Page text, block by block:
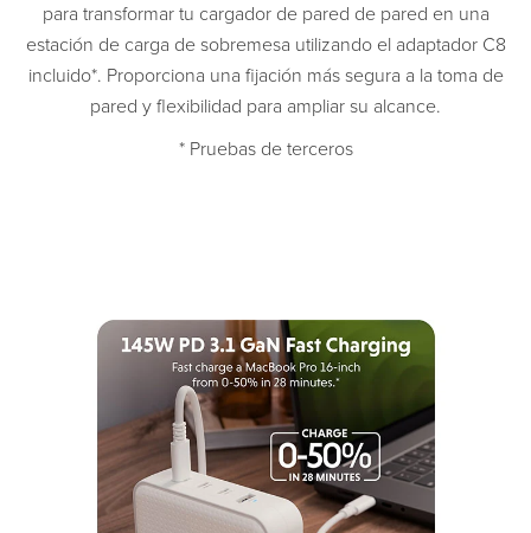
para transformar tu cargador de pared de pared en una
estación de carga de sobremesa utilizando el adaptador C8
incluido*. Proporciona una fijación más segura a la toma de
pared y flexibilidad para ampliar su alcance.
* Pruebas de terceros